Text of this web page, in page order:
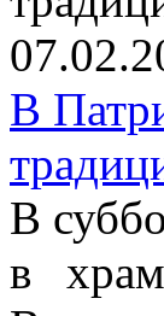
В
В
в